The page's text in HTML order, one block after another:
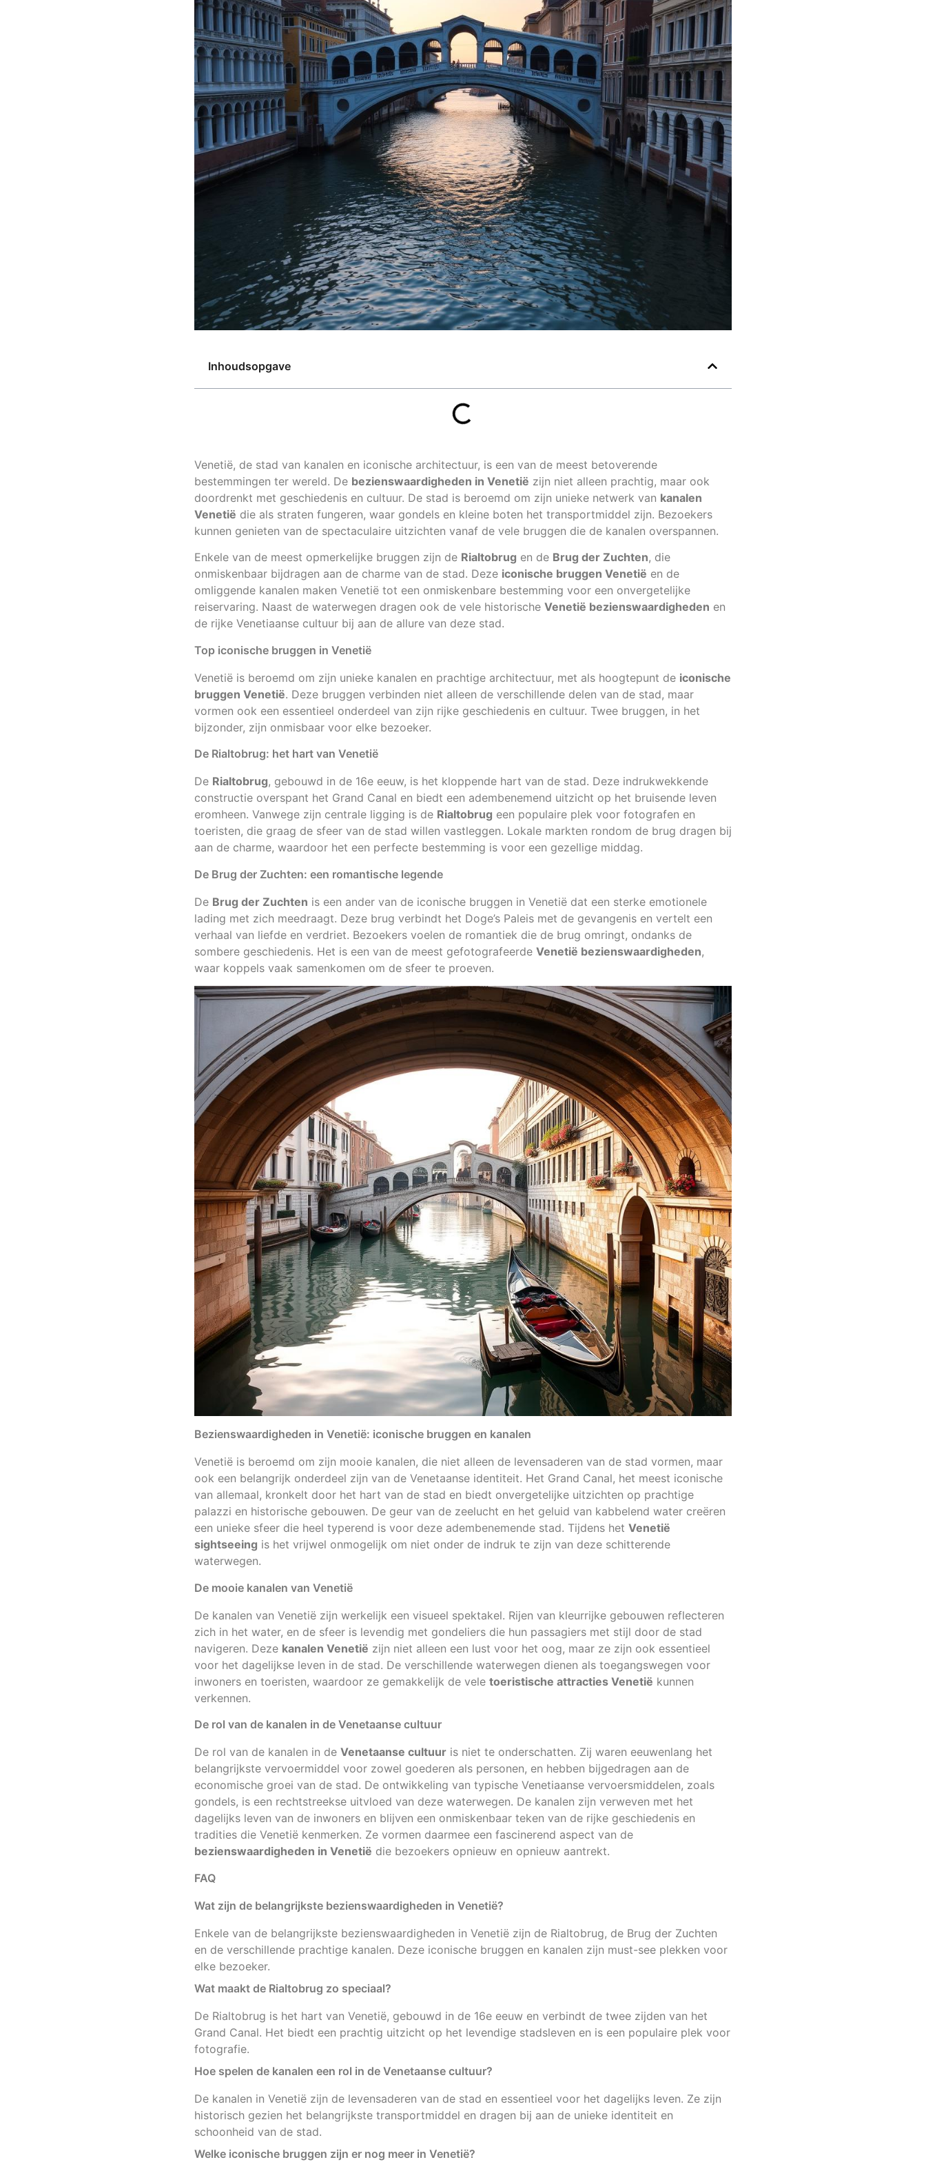
Inhoudsopgave
Venetië, de stad van kanalen en iconische architectuur, is een van de meest betoverende
bestemmingen ter wereld. De bezienswaardigheden in Venetië zijn niet alleen prachtig, maar ook
doordrenkt met geschiedenis en cultuur. De stad is beroemd om zijn unieke netwerk van kanalen
Venetië die als straten fungeren, waar gondels en kleine boten het transportmiddel zijn. Bezoekers
kunnen genieten van de spectaculaire uitzichten vanaf de vele bruggen die de kanalen overspannen.
Enkele van de meest opmerkelijke bruggen zijn de Rialtobrug en de Brug der Zuchten, die
onmiskenbaar bijdragen aan de charme van de stad. Deze iconische bruggen Venetië en de
omliggende kanalen maken Venetië tot een onmiskenbare bestemming voor een onvergetelijke
reiservaring. Naast de waterwegen dragen ook de vele historische Venetië bezienswaardigheden en
de rijke Venetiaanse cultuur bij aan de allure van deze stad.
Top iconische bruggen in Venetië
Venetië is beroemd om zijn unieke kanalen en prachtige architectuur, met als hoogtepunt de iconische
bruggen Venetië. Deze bruggen verbinden niet alleen de verschillende delen van de stad, maar
vormen ook een essentieel onderdeel van zijn rijke geschiedenis en cultuur. Twee bruggen, in het
bijzonder, zijn onmisbaar voor elke bezoeker.
De Rialtobrug: het hart van Venetië
De Rialtobrug, gebouwd in de 16e eeuw, is het kloppende hart van de stad. Deze indrukwekkende
constructie overspant het Grand Canal en biedt een adembenemend uitzicht op het bruisende leven
eromheen. Vanwege zijn centrale ligging is de Rialtobrug een populaire plek voor fotografen en
toeristen, die graag de sfeer van de stad willen vastleggen. Lokale markten rondom de brug dragen bij
aan de charme, waardoor het een perfecte bestemming is voor een gezellige middag.
De Brug der Zuchten: een romantische legende
De Brug der Zuchten is een ander van de iconische bruggen in Venetië dat een sterke emotionele
lading met zich meedraagt. Deze brug verbindt het Doge’s Paleis met de gevangenis en vertelt een
verhaal van liefde en verdriet. Bezoekers voelen de romantiek die de brug omringt, ondanks de
sombere geschiedenis. Het is een van de meest gefotografeerde Venetië bezienswaardigheden,
waar koppels vaak samenkomen om de sfeer te proeven.
Bezienswaardigheden in Venetië: iconische bruggen en kanalen
Venetië is beroemd om zijn mooie kanalen, die niet alleen de levensaderen van de stad vormen, maar
ook een belangrijk onderdeel zijn van de Venetaanse identiteit. Het Grand Canal, het meest iconische
van allemaal, kronkelt door het hart van de stad en biedt onvergetelijke uitzichten op prachtige
palazzi en historische gebouwen. De geur van de zeelucht en het geluid van kabbelend water creëren
een unieke sfeer die heel typerend is voor deze adembenemende stad. Tijdens het Venetië
sightseeing is het vrijwel onmogelijk om niet onder de indruk te zijn van deze schitterende
waterwegen.
De mooie kanalen van Venetië
De kanalen van Venetië zijn werkelijk een visueel spektakel. Rijen van kleurrijke gebouwen reflecteren
zich in het water, en de sfeer is levendig met gondeliers die hun passagiers met stijl door de stad
navigeren. Deze kanalen Venetië zijn niet alleen een lust voor het oog, maar ze zijn ook essentieel
voor het dagelijkse leven in de stad. De verschillende waterwegen dienen als toegangswegen voor
inwoners en toeristen, waardoor ze gemakkelijk de vele toeristische attracties Venetië kunnen
verkennen.
De rol van de kanalen in de Venetaanse cultuur
De rol van de kanalen in de Venetaanse cultuur is niet te onderschatten. Zij waren eeuwenlang het
belangrijkste vervoermiddel voor zowel goederen als personen, en hebben bijgedragen aan de
economische groei van de stad. De ontwikkeling van typische Venetiaanse vervoersmiddelen, zoals
gondels, is een rechtstreekse uitvloed van deze waterwegen. De kanalen zijn verweven met het
dagelijks leven van de inwoners en blijven een onmiskenbaar teken van de rijke geschiedenis en
tradities die Venetië kenmerken. Ze vormen daarmee een fascinerend aspect van de
bezienswaardigheden in Venetië die bezoekers opnieuw en opnieuw aantrekt.
FAQ
Wat zijn de belangrijkste bezienswaardigheden in Venetië?
Enkele van de belangrijkste bezienswaardigheden in Venetië zijn de Rialtobrug, de Brug der Zuchten
en de verschillende prachtige kanalen. Deze iconische bruggen en kanalen zijn must-see plekken voor
elke bezoeker.
Wat maakt de Rialtobrug zo speciaal?
De Rialtobrug is het hart van Venetië, gebouwd in de 16e eeuw en verbindt de twee zijden van het
Grand Canal. Het biedt een prachtig uitzicht op het levendige stadsleven en is een populaire plek voor
fotografie.
Hoe spelen de kanalen een rol in de Venetaanse cultuur?
De kanalen in Venetië zijn de levensaderen van de stad en essentieel voor het dagelijks leven. Ze zijn
historisch gezien het belangrijkste transportmiddel en dragen bij aan de unieke identiteit en
schoonheid van de stad.
Welke iconische bruggen zijn er nog meer in Venetië?